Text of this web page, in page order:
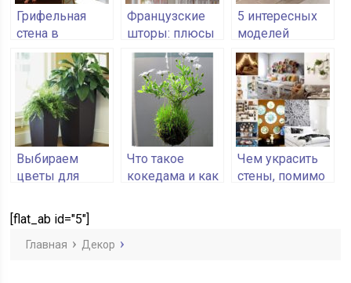
Грифельная
стена в
интерьере
детской
Французские
шторы: плюсы
и отличия
5 интересных
моделей
журнального
столика
Выбираем
цветы для
интерьера
Что такое
кокедама и как
Чем украсить
стены, помимо
[flat_ab id="5"]
Главная Декор